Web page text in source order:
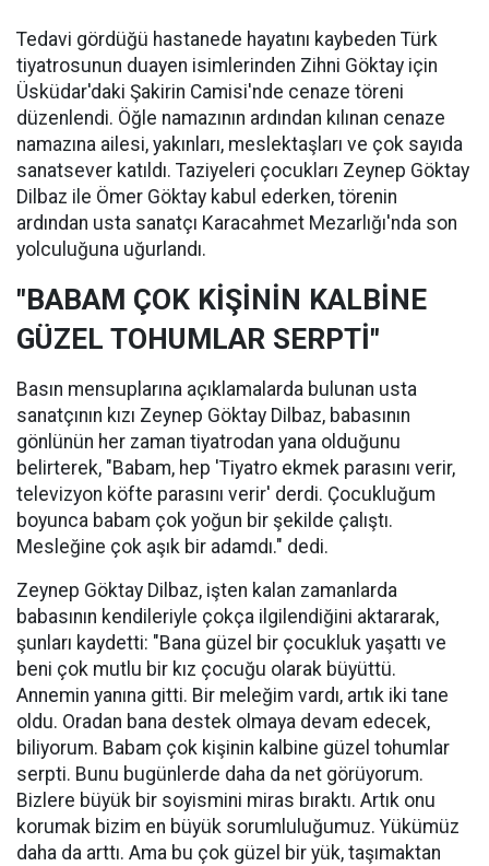
Tedavi gördüğü hastanede hayatını kaybeden Türk
tiyatrosunun duayen isimlerinden Zihni Göktay için
Üsküdar'daki Şakirin Camisi'nde cenaze töreni
düzenlendi. Öğle namazının ardından kılınan cenaze
namazına ailesi, yakınları, meslektaşları ve çok sayıda
sanatsever katıldı. Taziyeleri çocukları Zeynep Göktay
Dilbaz ile Ömer Göktay kabul ederken, törenin
ardından usta sanatçı Karacahmet Mezarlığı'nda son
yolculuğuna uğurlandı.
"BABAM ÇOK KİŞİNİN KALBİNE
GÜZEL TOHUMLAR SERPTİ"
Basın mensuplarına açıklamalarda bulunan usta
sanatçının kızı Zeynep Göktay Dilbaz, babasının
gönlünün her zaman tiyatrodan yana olduğunu
belirterek, "Babam, hep 'Tiyatro ekmek parasını verir,
televizyon köfte parasını verir' derdi. Çocukluğum
boyunca babam çok yoğun bir şekilde çalıştı.
Mesleğine çok aşık bir adamdı." dedi.
Zeynep Göktay Dilbaz, işten kalan zamanlarda
babasının kendileriyle çokça ilgilendiğini aktararak,
şunları kaydetti: "Bana güzel bir çocukluk yaşattı ve
beni çok mutlu bir kız çocuğu olarak büyüttü.
Annemin yanına gitti. Bir meleğim vardı, artık iki tane
oldu. Oradan bana destek olmaya devam edecek,
biliyorum. Babam çok kişinin kalbine güzel tohumlar
serpti. Bunu bugünlerde daha da net görüyorum.
Bizlere büyük bir soyismini miras bıraktı. Artık onu
korumak bizim en büyük sorumluluğumuz. Yükümüz
daha da arttı. Ama bu çok güzel bir yük, taşımaktan